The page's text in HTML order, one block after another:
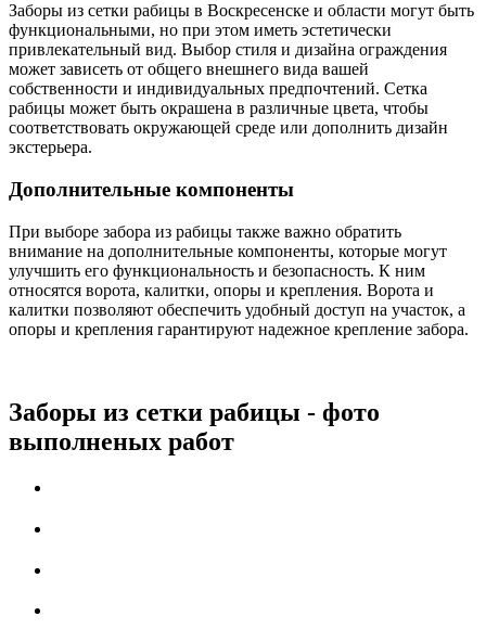
Заборы из сетки рабицы в Воскресенске и области могут быть
функциональными, но при этом иметь эстетически
привлекательный вид. Выбор стиля и дизайна ограждения
может зависеть от общего внешнего вида вашей
собственности и индивидуальных предпочтений. Сетка
рабицы может быть окрашена в различные цвета, чтобы
соответствовать окружающей среде или дополнить дизайн
экстерьера.
Дополнительные компоненты
При выборе забора из рабицы также важно обратить
внимание на дополнительные компоненты, которые могут
улучшить его функциональность и безопасность. К ним
относятся ворота, калитки, опоры и крепления. Ворота и
калитки позволяют обеспечить удобный доступ на участок, а
опоры и крепления гарантируют надежное крепление забора.
Заборы из сетки рабицы - фото
выполненых работ